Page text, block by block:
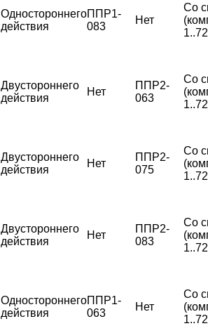
Одностороннего
действия
ППР1-
083
Нет
Со
Двустороннего
действия
Нет
ППР2-
063
Со
Двустороннего
действия
Нет
ППР2-
075
Со
Двустороннего
действия
Нет
ППР2-
083
Со
Одностороннего
действия
ППР1-
063
Нет
Со